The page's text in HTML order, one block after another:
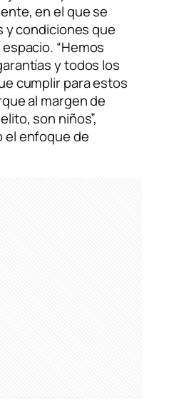
en el que se
y condiciones que
“Hemos
y todos los
cumplir para estos
al margen de
son niños”,
el enfoque de